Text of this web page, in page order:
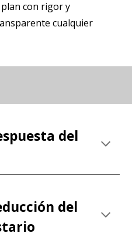
con rigor y
cualquier
del
del